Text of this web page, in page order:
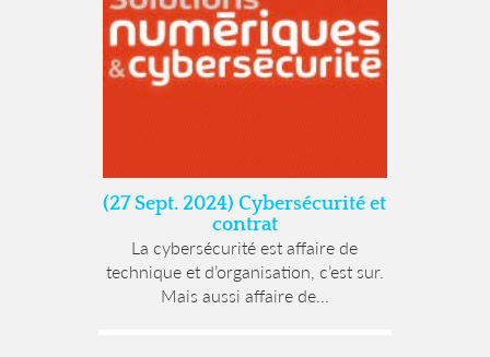
(27 Sept. 2024) Cybersécurité et
contrat
La cybersécurité est affaire de
technique et d’organisation, c’est sur.
Mais aussi affaire de...